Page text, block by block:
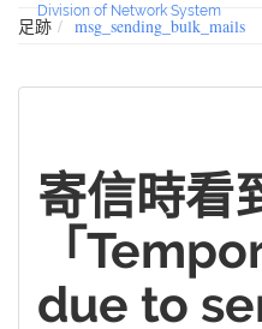
Division of Network System
足跡 msg_sending_bulk_mails
寄信時看
「
due to